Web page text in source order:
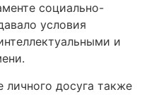
социально-
условия
и
досуга также